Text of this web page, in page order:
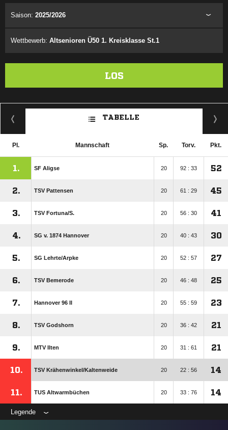
Saison: 2025/2026
Wettbewerb: Altsenioren Ü50 1. Kreisklasse St.1
LOS
TABELLE
Pl. Mannschaft Sp. Torv. Pkt.
1. SF Aligse 20 92 : 33 52
2. TSV Pattensen 20 61 : 29 45
3. TSV Fortuna/​S. 20 56 : 30 41
4. SG v. 1874 Hannover 20 40 : 43 30
5. SG Lehrte/​Arpke 20 52 : 57 27
6. TSV Bemerode 20 46 : 48 25
7. Hannover 96 II 20 55 : 59 23
8. TSV Godshorn 20 36 : 42 21
9. MTV Ilten 20 31 : 61 21
10. TSV Krähenwinkel/​Kaltenweide 20 22 : 56 14
11. TUS Altwarmbüchen 20 33 : 76 14
Legende